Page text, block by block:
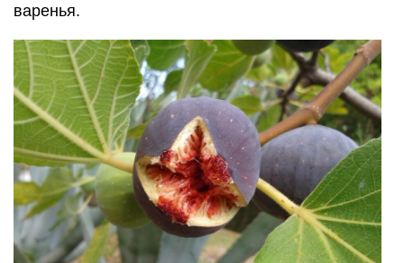
варенья.